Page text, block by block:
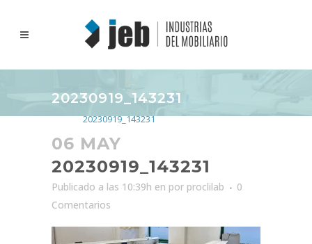
20230919_143231
Inicio>20230919_143231
06 MAY
20230919_143231
Publicado a las 10:39h en por proclilab
0
Comentarios